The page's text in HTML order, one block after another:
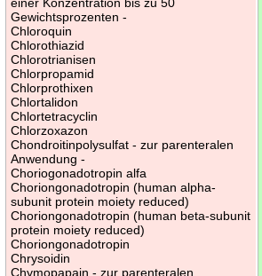
Gewichtsprozenten -
Chloroquin
Chlorothiazid
Chlorotrianisen
Chlorpropamid
Chlorprothixen
Chlortalidon
Chlortetracyclin
Chlorzoxazon
Chondroitinpolysulfat - zur parenteralen
Anwendung -
Choriogonadotropin alfa
Choriongonadotropin (human alpha-
subunit protein moiety reduced)
Choriongonadotropin (human beta-subunit
protein moiety reduced)
Choriongonadotropin
Chrysoidin
Chymopapain - zur parenteralen